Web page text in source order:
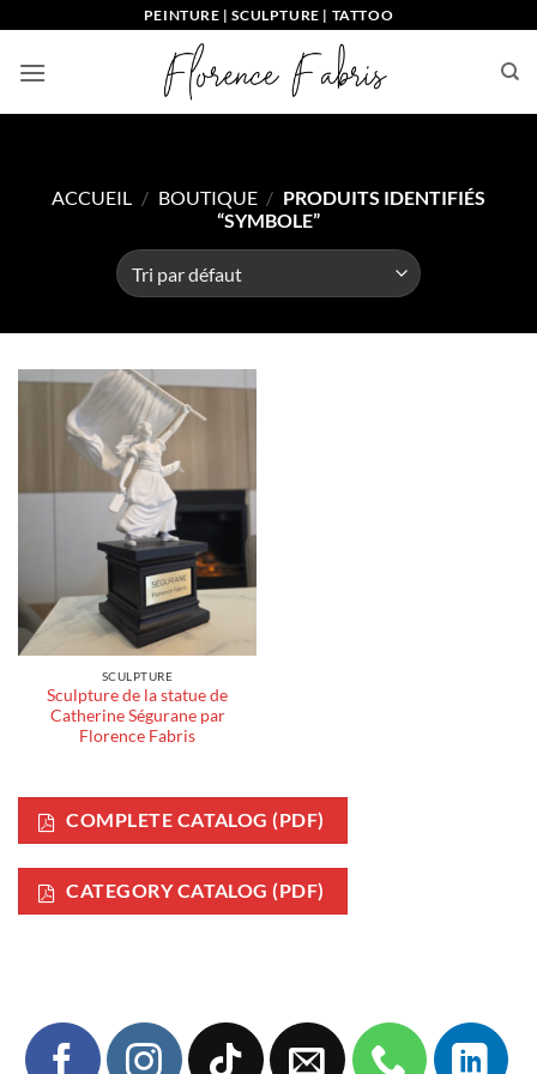
contenu
PEINTURE | SCULPTURE | TATTOO
ACCUEIL / BOUTIQUE / PRODUITS IDENTIFIÉS
“SYMBOLE”
SCULPTURE
Sculpture de la statue de
Catherine Ségurane par
Florence Fabris
COMPLETE CATALOG (PDF)
CATEGORY CATALOG (PDF)